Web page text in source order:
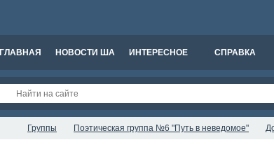
ГЛАВНАЯ НОВОСТИ ША ИНТЕРЕСНОЕ СПРАВКА
Группы Поэтическая группа №6 "Путь в неведомое"